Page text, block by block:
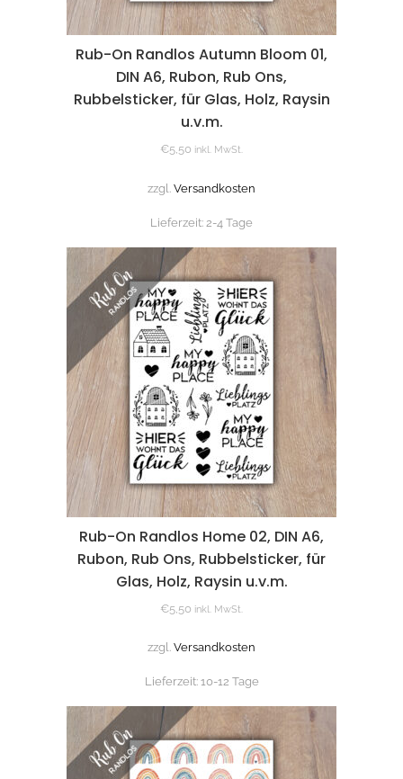
Rub-On Randlos Autumn Bloom 01,
DIN A6, Rubon, Rub Ons,
Rubbelsticker, für Glas, Holz, Raysin
u.v.m.
€5,50 inkl. MwSt.
zzgl. Versandkosten
Lieferzeit: 2-4 Tage
Rub-On Randlos Home 02, DIN A6,
Rubon, Rub Ons, Rubbelsticker, für
Glas, Holz, Raysin u.v.m.
€5,50 inkl. MwSt.
zzgl. Versandkosten
Lieferzeit: 10-12 Tage